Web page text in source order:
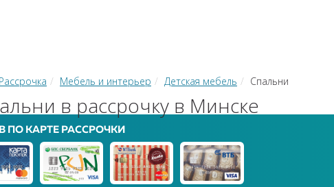
Рассрочка Мебель и интерьер Детская мебель Спальни
в рассрочку в Минске
ПО КАРТЕ РАССРОЧКИ